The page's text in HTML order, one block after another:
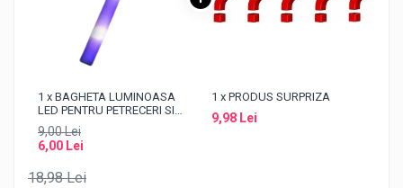
1 x BAGHETA LUMINOASA
LED PENTRU PETRECERI SI
FESTIVALURI, BASTON DIN
SPUMA 47 CM, BATERII
INCLUSE, VIOLET
9,00 Lei
6,00 Lei
1 x PRODUS SURPRIZA
9,98 Lei
18,98 Lei